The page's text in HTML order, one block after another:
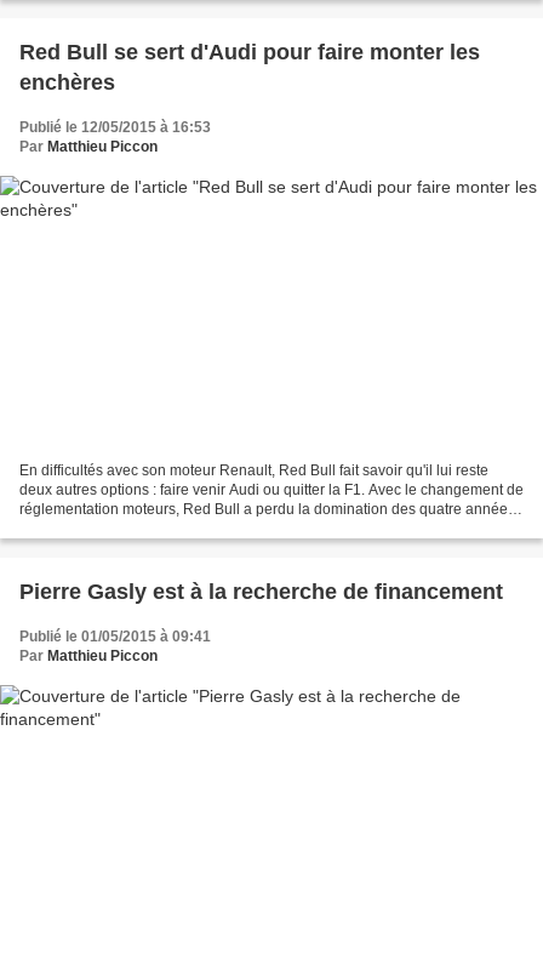
Red Bull se sert d'Audi pour faire monter les
enchères
Publié le 12/05/2015 à 16:53
Par Matthieu Piccon
En difficultés avec son moteur Renault, Red Bull fait savoir qu'il lui reste
deux autres options : faire venir Audi ou quitter la F1. Avec le changement de
réglementation moteurs, Red Bull a perdu la domination des quatre années
Pierre Gasly est à la recherche de financement
Publié le 01/05/2015 à 09:41
Par Matthieu Piccon